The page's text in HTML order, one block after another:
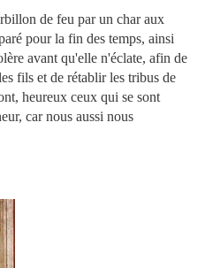
de feu par un char aux
pour la fin des temps, ainsi
avant qu'elle n'éclate, afin de
fils et de rétablir les tribus de
heureux ceux qui se sont
car nous aussi nous